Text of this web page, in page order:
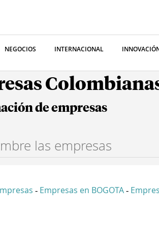
NEGOCIOS INTERNACIONAL
de empresas
- Empresas en BOGOTA -